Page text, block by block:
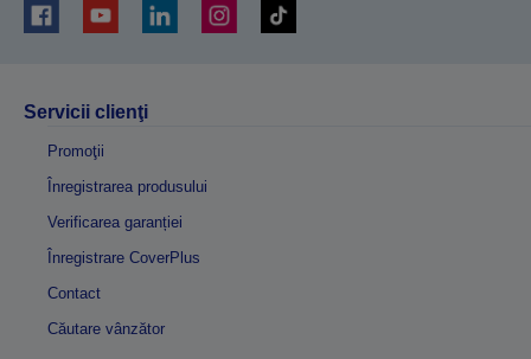
Servicii clienţi
Promoţii
Înregistrarea produsului
Verificarea garanției
Înregistrare CoverPlus
Contact
Căutare vânzător